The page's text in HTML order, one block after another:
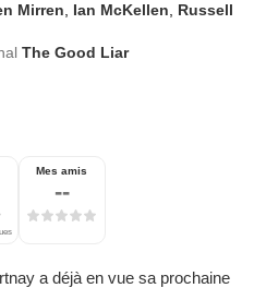
Mirren Ian McKellen
Russell
The Good Liar
Mes amis
--
a déjà en vue sa prochaine